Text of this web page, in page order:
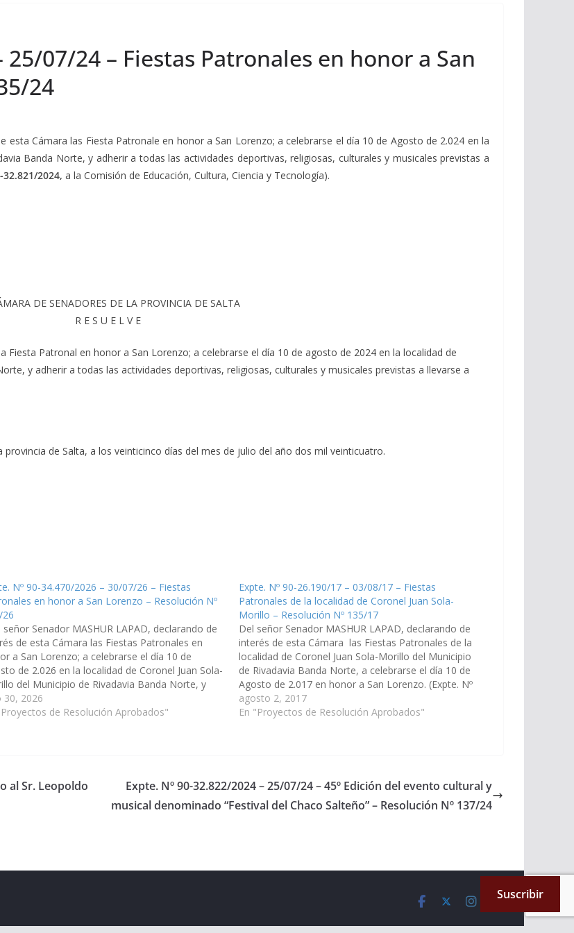
25/07/24 – Fiestas Patronales en honor a San
24
esta Cámara las Fiesta Patronale en honor a San Lorenzo; a celebrarse el día 10 de Agosto de 2.024 en la
Banda Norte, y adherir a todas las actividades deportivas, religiosas, culturales y musicales previstas a
32.821/2024, a la Comisión de Educación, Cultura, Ciencia y Tecnología).
DE SENADORES DE LA PROVINCIA DE SALTA
R E S U E L V E
Fiesta Patronal en honor a San Lorenzo; a celebrarse el día 10 de agosto de 2024 en la localidad de
y adherir a todas las actividades deportivas, religiosas, culturales y musicales previstas a llevarse a
de Salta, a los veinticinco días del mes de julio del año dos mil veinticuatro.
Nº 90-34.470/2026 – 30/07/26 – Fiestas
en honor a San Lorenzo – Resolución Nº
26
señor Senador MASHUR LAPAD, declarando de
de esta Cámara las Fiestas Patronales en
a San Lorenzo; a celebrarse el día 10 de
de 2.026 en la localidad de Coronel Juan Sola-
del Municipio de Rivadavia Banda Norte, y
a todas las actividades sociales, religiosas,
y culturales…
30, 2026
de Resolución Aprobados"
Expte. Nº 90-26.190/17 – 03/08/17 – Fiestas
Patronales de la localidad de Coronel Juan Sola-
Morillo – Resolución Nº 135/17
Del señor Senador MASHUR LAPAD, declarando de
interés de esta Cámara las Fiestas Patronales de la
localidad de Coronel Juan Sola-Morillo del Municipio
de Rivadavia Banda Norte, a celebrarse el día 10 de
Agosto de 2.017 en honor a San Lorenzo. (Expte. Nº
90-26.190/17 – A la Comisión de Educación…
agosto 2, 2017
En "Proyectos de Resolución Aprobados"
al Sr. Leopoldo
Expte. Nº 90-32.822/2024 – 25/07/24 – 45º Edición del evento cultural y
musical denominado “Festival del Chaco Salteño” – Resolución Nº 137/24
Suscribir